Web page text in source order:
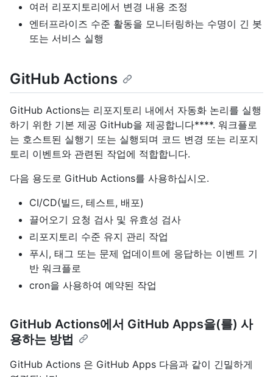
여러 리포지토리에서 변경 내용 조정
엔터프라이즈 수준 활동을 모니터링하는 수명이 긴 봇
또는 서비스 실행
GitHub Actions
GitHub Actions는 리포지토리 내에서 자동화 논리를 실행
하기 위한 기본 제공 GitHub을 제공합니다****. 워크플로
는 호스트된 실행기 또는 실행되며 코드 변경 또는 리포지
토리 이벤트와 관련된 작업에 적합합니다.
다음 용도로 GitHub Actions를 사용하십시오.
CI/CD(빌드, 테스트, 배포)
끌어오기 요청 검사 및 유효성 검사
리포지토리 수준 유지 관리 작업
푸시, 태그 또는 문제 업데이트에 응답하는 이벤트 기
반 워크플로
cron을 사용하여 예약된 작업
GitHub Actions에서 GitHub Apps을(를) 사
용하는 방법
GitHub Actions 은 GitHub Apps 다음과 같이 긴밀하게